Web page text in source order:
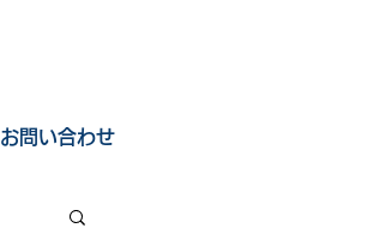
お問い合わせ